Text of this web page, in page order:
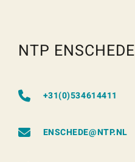
NTP ENSCHEDE
+31(0)534614411
ENSCHEDE@NTP.NL